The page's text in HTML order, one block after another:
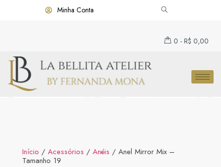
Minha Conta
0 - R$ 0,00
Início / Acessórios / Anéis / Anel Mirror Mix –
Tamanho 19